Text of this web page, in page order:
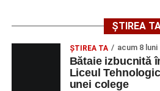
ȘTIREA
ŞTIREA TA acum 8 luni
Bătaie izbucnită
Liceul
unei colege